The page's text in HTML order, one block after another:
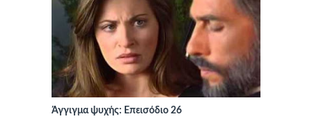
Άγγιγμα ψυχής: Επεισόδιο 26